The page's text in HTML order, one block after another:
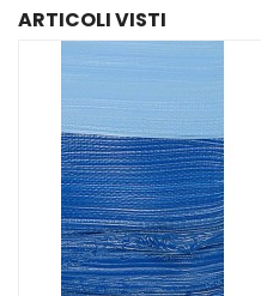
ARTICOLI VISTI